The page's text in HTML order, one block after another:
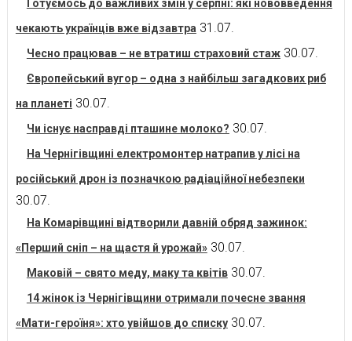
Готуємось до важливих змін у серпні: які нововведення
чекають українців вже відзавтра 31.07.
Чесно працював – не втратиш страховий стаж 30.07.
Європейський вугор – одна з найбільш загадкових риб
на планеті 30.07.
Чи існує насправді пташине молоко? 30.07.
На Чернігівщині електромонтер натрапив у лісі на
російський дрон із позначкою радіаційної небезпеки
30.07.
На Комарівщині відтворили давній обряд зажинок:
«Перший сніп – на щастя й урожай» 30.07.
Маковій – свято меду, маку та квітів 30.07.
14 жінок із Чернігівщини отримали почесне звання
«Мати-героїня»: хто увійшов до списку 30.07.